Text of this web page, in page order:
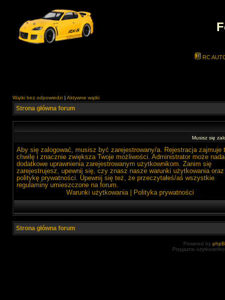
RC
Wątki bez odpowiedzi | Aktywne wątki
Strona główna forum
Musisz się
Aby się zalogować, musisz być zarejestrowany/a. Rejestracja zajmuje
chwilę i znacznie zwiększa Twoje możliwości. Administrator może
dodatkowe uprawnienia zarejestrowanym użytkownikom. Zanim się
zarejestrujesz, upewnij się, czy znasz nasze warunki użytkowania oraz
politykę prywatności. Upewnij się też, że przeczytałeś/aś wszystkie
regulaminy umieszczone na forum.
Warunki użytkowania| Polityka prywatności
Strona główna forum
Powered by
Przyjazne